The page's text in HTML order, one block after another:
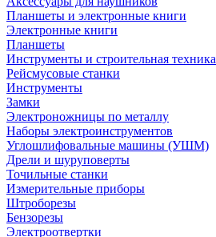
Планшеты и электронные книги
Электронные книги
Планшеты
Инструменты и строительная техника
Рейсмусовые станки
Инструменты
Замки
Электроножницы по металлу
Наборы электроинструментов
Углошлифовальные машины (УШМ)
Дрели и шуруповерты
Точильные станки
Измерительные приборы
Штроборезы
Бензорезы
Электроотвертки